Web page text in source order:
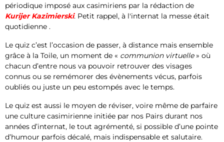
périodique imposé aux casimiriens par la rédaction de
Kurijer Kazimierski. Petit rappel, à l'internat la messe était
quotidienne .
Le quiz c’est l’occasion de passer, à distance mais ensemble
grâce à la Toile, un moment de « communion virtuelle» où
chacun d’entre nous va pouvoir retrouver des visages
connus ou se remémorer des évènements vécus, parfois
oubliés ou juste un peu estompés avec le temps.
Le quiz est aussi le moyen de réviser, voire même de parfaire
une culture casimirienne initiée par nos Pairs durant nos
années d’internat, le tout agrémenté, si possible d’une pointe
d’humour parfois décalé, mais indispensable et salutaire.